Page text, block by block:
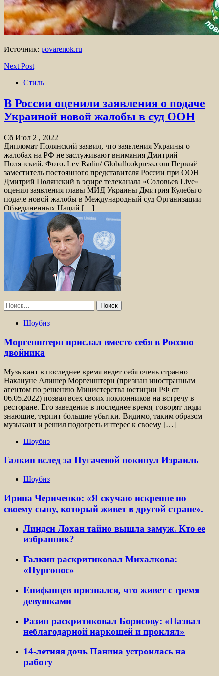
Источник: povarenok.ru
Next Post
Стиль
В России оценили заявления о подаче
Украиной новой жалобы в суд ООН
Сб Июл 2 , 2022
Дипломат Полянский заявил, что заявления Украины о
жалобах на РФ не заслуживают внимания Дмитрий
Полянский. Фото: Lev Radin/ Globallookpress.com Первый
заместитель постоянного представителя России при ООН
Дмитрий Полянский в эфире телеканала «Соловьев Live»
оценил заявления главы МИД Украины Дмитрия Кулебы о
подаче новой жалобы в Международный суд Организации
Объединенных Наций […]
Найти:
Шоубиз
Моргенштерн прислал вместо себя в Россию
двойника
Музыкант в последнее время ведет себя очень странно
Накануне Алишер Моргенштерн (признан иностранным
агентом по решению Министерства юстиции РФ от
06.05.2022) позвал всех своих поклонников на встречу в
ресторане. Его заведение в последнее время, говорят люди
знающие, терпит большие убытки. Видимо, таким образом
музыкант и решил подогреть интерес к своему […]
Шоубиз
Галкин вслед за Пугачевой покинул Израиль
Шоубиз
Ирина Чериченко: «Я скучаю искренне по
своему сыну, который живет в другой стране».
Линдси Лохан тайно вышла замуж. Кто ее
избранник?
Галкин раскритиковал Михалкова:
«Пургонос»
Епифанцев признался, что живет с тремя
девушками
Разин раскритиковал Борисову: «Назвал
неблагодарной наркошей и проклял»
14-летняя дочь Панина устроилась на
работу